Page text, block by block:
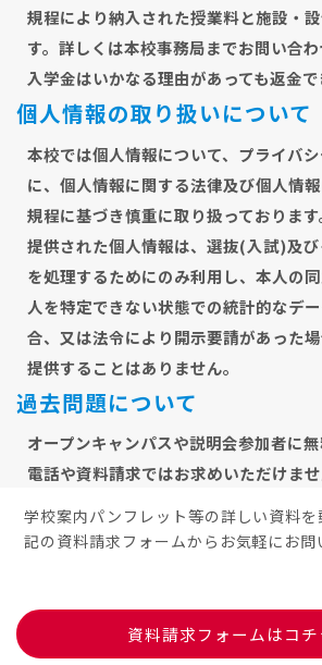
規程により納入された授業料と施設・
す。詳しくは本校事務局までお問い合わ
入学金はいかなる理由があっても返金で
個人情報の取り扱いについて
本校では個人情報について、プライバ
に、個人情報に関する法律及び個人情
規程に基づき慎重に取り扱っております
提供された個人情報は、選抜(入試)及
を処理するためにのみ利用し、本人の
人を特定できない状態での統計的なデ
合、又は法令により開示要請があった
提供することはありません。
過去問題について
オープンキャンパスや説明会参加者に無
電話や資料請求ではお求めいただけませ
学校案内パンフレット等の詳しい資料
記の資料請求フォームからお気軽にお問
資料請求フォームはコチ